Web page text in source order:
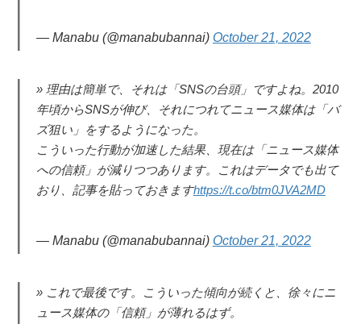
— Manabu (@manabubannai) October 21, 2022
理由は簡単で、それは「SNSの台頭」ですよね。2010
年頃からSNSが伸び、それにつれてニュース媒体は「バ
ズ狙い」をするようになった。
こういった行動が加速した結果、現在は「ニュース媒体
への信頼」が減りつつあります。これはデータでも出て
おり、記事を貼っておきますhttps://t.co/btm0JVA2MD
— Manabu (@manabubannai) October 21, 2022
これで最後です。こういった傾向が続くと、徐々にニ
ュース媒体の「信頼」が薄れるはず。